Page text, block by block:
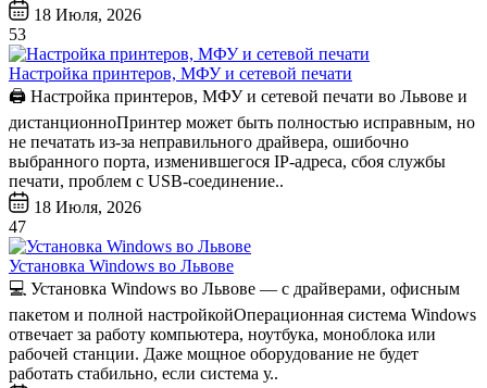
18 Июля, 2026
53
Настройка принтеров, МФУ и сетевой печати
🖨️ Настройка принтеров, МФУ и сетевой печати во Львове и
дистанционноПринтер может быть полностью исправным, но
не печатать из-за неправильного драйвера, ошибочно
выбранного порта, изменившегося IP-адреса, сбоя службы
печати, проблем с USB-соединение..
18 Июля, 2026
47
Установка Windows во Львове
💻 Установка Windows во Львове — с драйверами, офисным
пакетом и полной настройкойОперационная система Windows
отвечает за работу компьютера, ноутбука, моноблока или
рабочей станции. Даже мощное оборудование не будет
работать стабильно, если система у..